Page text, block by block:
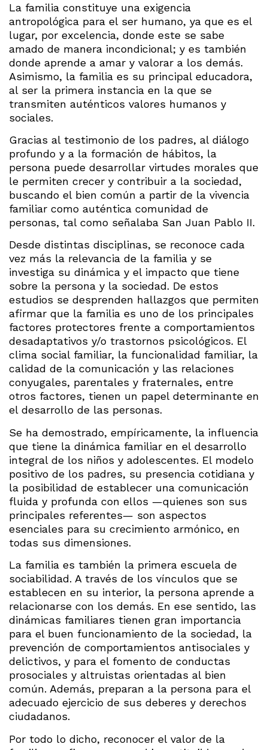
La familia constituye una exigencia
antropológica para el ser humano, ya que es el
lugar, por excelencia, donde este se sabe
amado de manera incondicional; y es también
donde aprende a amar y valorar a los demás.
Asimismo, la familia es su principal educadora,
al ser la primera instancia en la que se
transmiten auténticos valores humanos y
sociales.
Gracias al testimonio de los padres, al diálogo
profundo y a la formación de hábitos, la
persona puede desarrollar virtudes morales que
le permiten crecer y contribuir a la sociedad,
buscando el bien común a partir de la vivencia
familiar como auténtica comunidad de
personas, tal como señalaba San Juan Pablo II.
Desde distintas disciplinas, se reconoce cada
vez más la relevancia de la familia y se
investiga su dinámica y el impacto que tiene
sobre la persona y la sociedad. De estos
estudios se desprenden hallazgos que permiten
afirmar que la familia es uno de los principales
factores protectores frente a comportamientos
desadaptativos y/o trastornos psicológicos. El
clima social familiar, la funcionalidad familiar, la
calidad de la comunicación y las relaciones
conyugales, parentales y fraternales, entre
otros factores, tienen un papel determinante en
el desarrollo de las personas.
Se ha demostrado, empíricamente, la influencia
que tiene la dinámica familiar en el desarrollo
integral de los niños y adolescentes. El modelo
positivo de los padres, su presencia cotidiana y
la posibilidad de establecer una comunicación
fluida y profunda con ellos —quienes son sus
principales referentes— son aspectos
esenciales para su crecimiento armónico, en
todas sus dimensiones.
La familia es también la primera escuela de
sociabilidad. A través de los vínculos que se
establecen en su interior, la persona aprende a
relacionarse con los demás. En ese sentido, las
dinámicas familiares tienen gran importancia
para el buen funcionamiento de la sociedad, la
prevención de comportamientos antisociales y
delictivos, y para el fomento de conductas
prosociales y altruistas orientadas al bien
común. Además, preparan a la persona para el
adecuado ejercicio de sus deberes y derechos
ciudadanos.
Por todo lo dicho, reconocer el valor de la